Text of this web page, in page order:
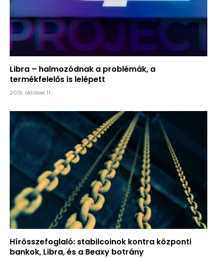
Libra – halmozódnak a problémák, a
termékfelelős is lelépett
2019. október 11.
Hírösszefoglaló: stabilcoinok kontra központi
bankok, Libra, és a Beaxy botrány